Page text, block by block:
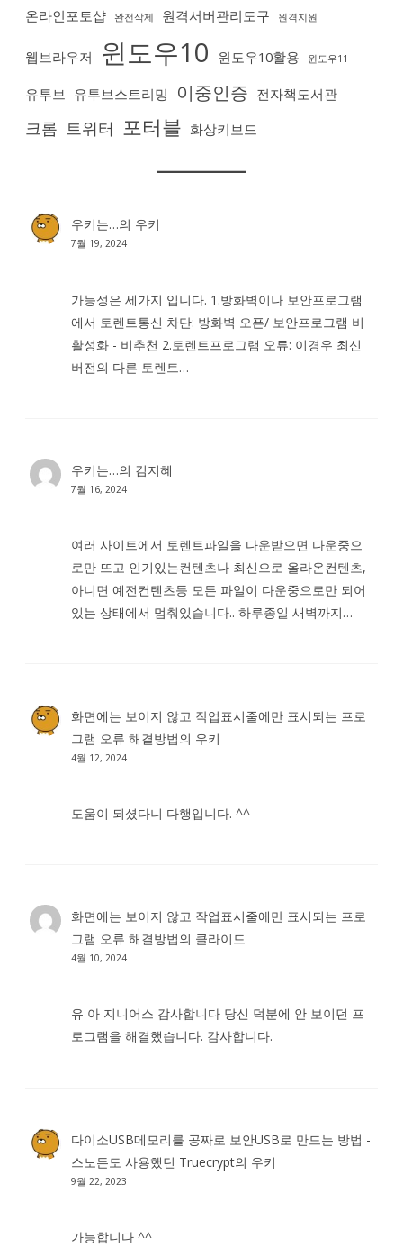
온라인포토샵 완전삭제 원격서버관리도구 원격지원
웹브라우저 윈도우10 윈도우10활용 윈도우11
유투브 유투브스트리밍 이중인증 전자책도서관
크롬 트위터 포터블 화상키보드
우키는…의 우키
7월 19, 2024
가능성은 세가지 입니다. 1.방화벽이나 보안프로그램
에서 토렌트통신 차단: 방화벽 오픈/ 보안프로그램 비
활성화 - 비추천 2.토렌트프로그램 오류: 이경우 최신
버전의 다른 토렌트…
우키는…의 김지혜
7월 16, 2024
여러 사이트에서 토렌트파일을 다운받으면 다운중으
로만 뜨고 인기있는컨텐츠나 최신으로 올라온컨텐츠,
아니면 예전컨텐츠등 모든 파일이 다운중으로만 되어
있는 상태에서 멈춰있습니다.. 하루종일 새벽까지…
화면에는 보이지 않고 작업표시줄에만 표시되는 프로
그램 오류 해결방법의 우키
4월 12, 2024
도움이 되셨다니 다행입니다. ^^
화면에는 보이지 않고 작업표시줄에만 표시되는 프로
그램 오류 해결방법의 클라이드
4월 10, 2024
유 아 지니어스 감사합니다 당신 덕분에 안 보이던 프
로그램을 해결했습니다. 감사합니다.
다이소USB메모리를 공짜로 보안USB로 만드는 방법 -
스노든도 사용했던 Truecrypt의 우키
9월 22, 2023
가능합니다 ^^